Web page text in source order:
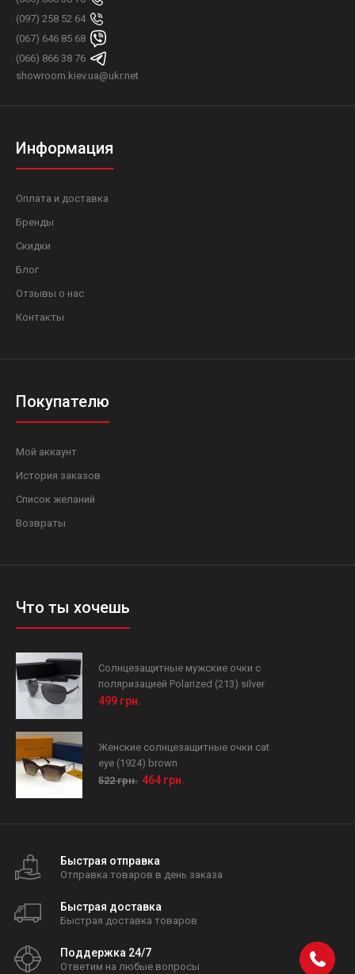
(097) 258 52 64
(067) 646 85 68
(066) 866 38 76
showroom.kiev.ua@ukr.net
Информация
Оплата и доставка
Бренды
Скидки
Блог
Отзывы о нас
Контакты
Покупателю
Мой аккаунт
История заказов
Список желаний
Возвраты
Что ты хочешь
Солнцезащитные мужские очки с
поляризацией Polarized (213) silver
499 грн.
Женские солнцезащитные очки cat
eye (1924) brown
522 грн. 464 грн.
Быстрая отправка
Отправка товаров в день заказа
Быстрая доставка
Быстрая доставка товаров
Поддержка 24/7
Ответим на любые вопросы